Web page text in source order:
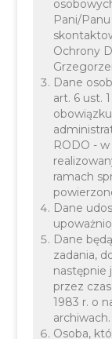
Liszki
W dniu
została
projektu
Pani/
Ochrony
Dane
art. 6 ust.
RODO -
ramach
Dane
Dane
zadania,
następnie
przez
1983 r. o
archiwach.
Osoba,